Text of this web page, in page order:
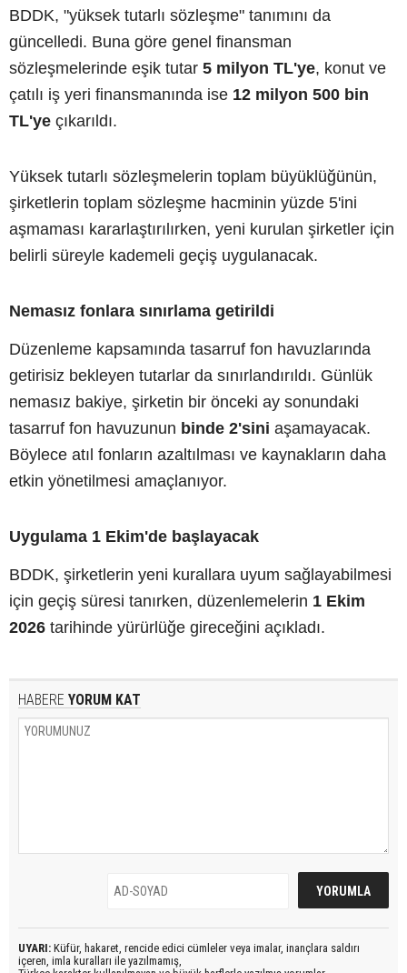
BDDK, "yüksek tutarlı sözleşme" tanımını da
güncelledi. Buna göre genel finansman
sözleşmelerinde eşik tutar 5 milyon TL'ye, konut ve
çatılı iş yeri finansmanında ise 12 milyon 500 bin
TL'ye çıkarıldı.
Yüksek tutarlı sözleşmelerin toplam büyüklüğünün,
şirketlerin toplam sözleşme hacminin yüzde 5'ini
aşmaması kararlaştırılırken, yeni kurulan şirketler için
belirli süreyle kademeli geçiş uygulanacak.
Nemasız fonlara sınırlama getirildi
Düzenleme kapsamında tasarruf fon havuzlarında
getirisiz bekleyen tutarlar da sınırlandırıldı. Günlük
nemasız bakiye, şirketin bir önceki ay sonundaki
tasarruf fon havuzunun binde 2'sini aşamayacak.
Böylece atıl fonların azaltılması ve kaynakların daha
etkin yönetilmesi amaçlanıyor.
Uygulama 1 Ekim'de başlayacak
BDDK, şirketlerin yeni kurallara uyum sağlayabilmesi
için geçiş süresi tanırken, düzenlemelerin 1 Ekim
2026 tarihinde yürürlüğe gireceğini açıkladı.
HABERE YORUM KAT
UYARI: Küfür, hakaret, rencide edici cümleler veya imalar, inançlara saldırı
içeren, imla kuralları ile yazılmamış,